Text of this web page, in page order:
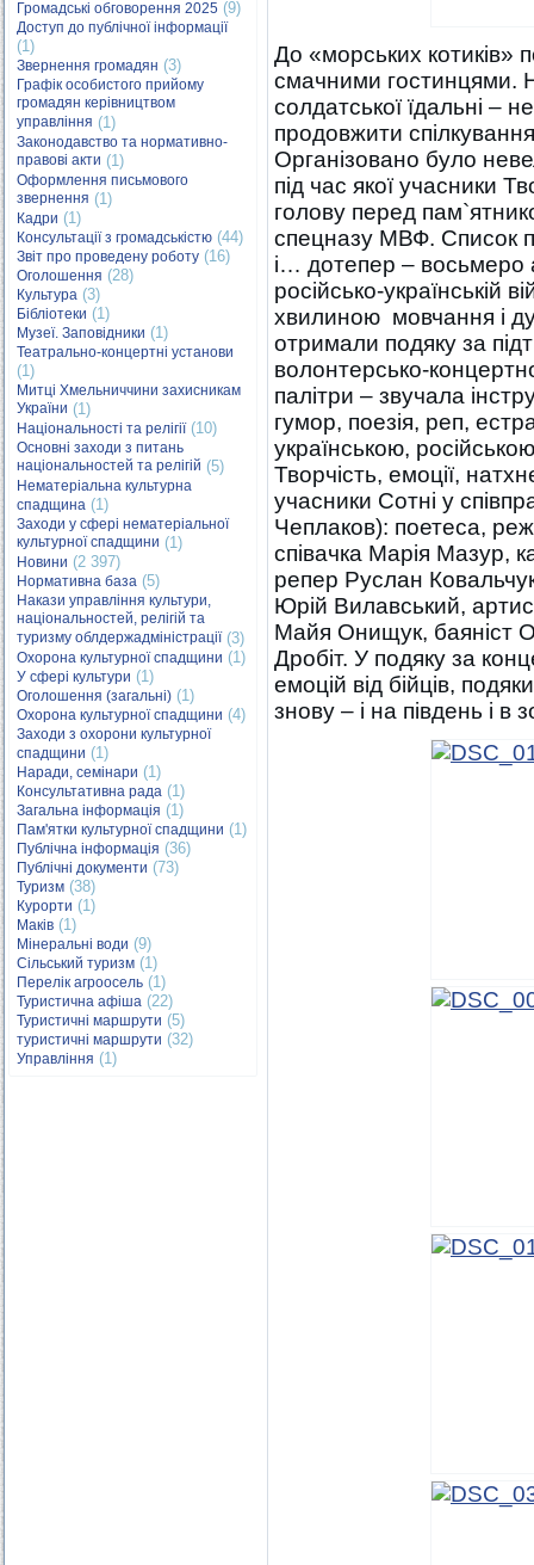
Громадські обговорення 2025 (9)
Доступ до публічної інформації
(1)
Звернення громадян (3)
Графік особистого прийому
громадян керівництвом
управління (1)
Законодавство та нормативно-
правові акти (1)
Оформлення письмового
звернення (1)
Кадри (1)
Консультації з громадськістю (44)
Звіт про проведену роботу (16)
Оголошення (28)
Культура (3)
Бібліотеки (1)
Музеї. Заповідники (1)
Театрально-концертні установи
(1)
Митці Хмельниччини захисникам
України (1)
Національності та релігії(10)
Основні заходи з питань
національностей та релігій (5)
Нематеріальна культурна
спадщина (1)
Заходи у сфері нематеріальної
культурної спадщини (1)
Новини (2 397)
Нормативна база (5)
Накази управління культури,
національностей, релігій та
туризму облдержадміністрації(3)
Охорона культурної спадщини (1)
У сфері культури (1)
Оголошення (загальні) (1)
Охорона культурної спадщини (4)
Заходи з охорони культурної
спадщини (1)
Наради, семінари (1)
Консультативна рада (1)
Загальна інформація (1)
Пам'ятки культурної спадщини (1)
Публічна інформація (36)
Публічні документи (73)
Туризм (38)
Курорти (1)
Маків (1)
Мінеральні води (9)
Сільський туризм (1)
Перелік агроосель (1)
Туристична афіша (22)
Туристичні маршрути (5)
туристичні маршрути (32)
Управління (1)
До «морських котиків»
смачними гостинцями.
солдатської їдальні –
продовжити
Організовано було
під час якої учасники
голову перед
спецназу МВФ. Список
і… дотепер – восьмеро
російсько-українській
хвилиною мовчання і
отримали подяку за
волонтерсько-
палітри – звучала
гумор, поезія, реп,
українською,
Творчість, емоції,
учасники Сотні у
Чеплаков): поетеса,
співачка Марія Мазур,
репер Руслан
Юрій Вилавський,
Майя Онищук, баяніст
Дробіт. У подяку за
емоцій від бійців,
знову – і на південь і